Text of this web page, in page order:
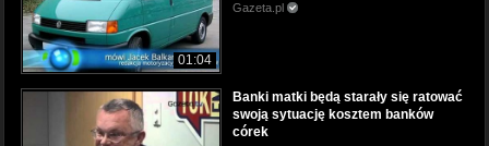
01:04
Gazeta.pl
Banki matki będą starały się ratować
swoją sytuację kosztem banków
córek